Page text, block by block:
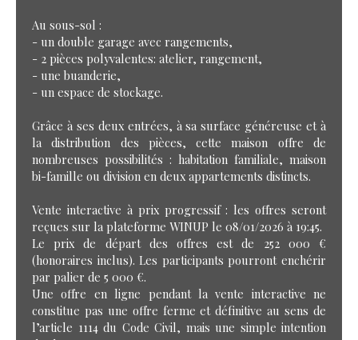
Au sous-sol :
- un double garage avec rangements,
- 2 pièces polyvalentes: atelier, rangement,
- une buanderie,
- un espace de stockage.
Grâce à ses deux entrées, à sa surface généreuse et à
la distribution des pièces, cette maison offre de
nombreuses possibilités : habitation familiale, maison
bi-famille ou division en deux appartements distincts.
Vente interactive à prix progressif : les offres seront
reçues sur la plateforme WINUP le 08/01/2026 à 19:45.
Le prix de départ des offres est de 252 000 €
(honoraires inclus). Les participants pourront enchérir
par palier de 5 000 €.
Une offre en ligne pendant la vente interactive ne
constitue pas une offre ferme et définitive au sens de
l’article 1114 du Code Civil, mais une simple intention